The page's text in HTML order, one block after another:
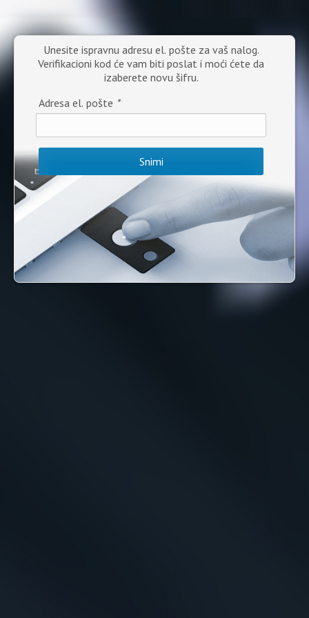
Unesite ispravnu adresu el. pošte za vaš nalog.
Verifikacioni kod će vam biti poslat i moći ćete da
izaberete novu šifru.
Adresa el. pošte *
Snimi